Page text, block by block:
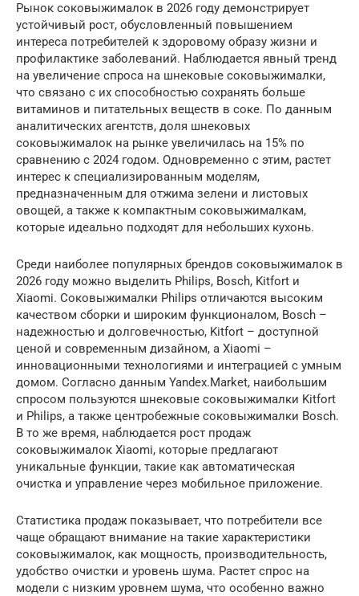
Рынок соковыжималок в 2026 году демонстрирует
устойчивый рост, обусловленный повышением
интереса потребителей к здоровому образу жизни и
профилактике заболеваний. Наблюдается явный тренд
на увеличение спроса на шнековые соковыжималки,
что связано с их способностью сохранять больше
витаминов и питательных веществ в соке. По данным
аналитических агентств, доля шнековых
соковыжималок на рынке увеличилась на 15% по
сравнению с 2024 годом. Одновременно с этим, растет
интерес к специализированным моделям,
предназначенным для отжима зелени и листовых
овощей, а также к компактным соковыжималкам,
которые идеально подходят для небольших кухонь.
Среди наиболее популярных брендов соковыжималок в
2026 году можно выделить Philips, Bosch, Kitfort и
Xiaomi. Соковыжималки Philips отличаются высоким
качеством сборки и широким функционалом, Bosch –
надежностью и долговечностью, Kitfort – доступной
ценой и современным дизайном, а Xiaomi –
инновационными технологиями и интеграцией с умным
домом. Согласно данным Yandex.Market, наибольшим
спросом пользуются шнековые соковыжималки Kitfort
и Philips, а также центробежные соковыжималки Bosch.
В то же время, наблюдается рост продаж
соковыжималок Xiaomi, которые предлагают
уникальные функции, такие как автоматическая
очистка и управление через мобильное приложение.
Статистика продаж показывает, что потребители все
чаще обращают внимание на такие характеристики
соковыжималок, как мощность, производительность,
удобство очистки и уровень шума. Растет спрос на
модели с низким уровнем шума, что особенно важно